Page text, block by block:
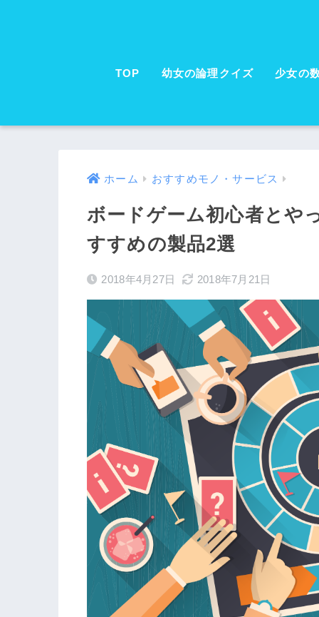
TOP 幼女の論理クイズ 少女の
ホーム おすすめモノ・サービス
ボードゲーム初心者とや
すすめの製品2選
2018年4月27日 2018年7月21日